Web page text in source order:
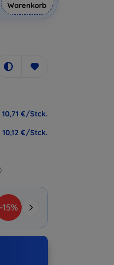
Warenkorb
10,71 €/Stck.
10,12 €/Stck.
-15%